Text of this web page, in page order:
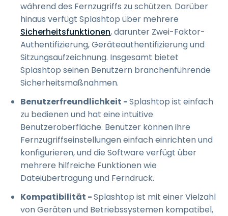
während des Fernzugriffs zu schützen. Darüber
hinaus verfügt Splashtop über mehrere
Sicherheitsfunktionen, darunter Zwei-Faktor-
Authentifizierung, Geräteauthentifizierung und
Sitzungsaufzeichnung. Insgesamt bietet
Splashtop seinen Benutzern branchenführende
Sicherheitsmaßnahmen.
Benutzerfreundlichkeit -Splashtop ist einfach
zu bedienen und hat eine intuitive
Benutzeroberfläche. Benutzer können ihre
Fernzugriffseinstellungen einfach einrichten und
konfigurieren, und die Software verfügt über
mehrere hilfreiche Funktionen wie
Dateiübertragung und Ferndruck.
Kompatibilität -Splashtop ist mit einer Vielzahl
von Geräten und Betriebssystemen kompatibel,